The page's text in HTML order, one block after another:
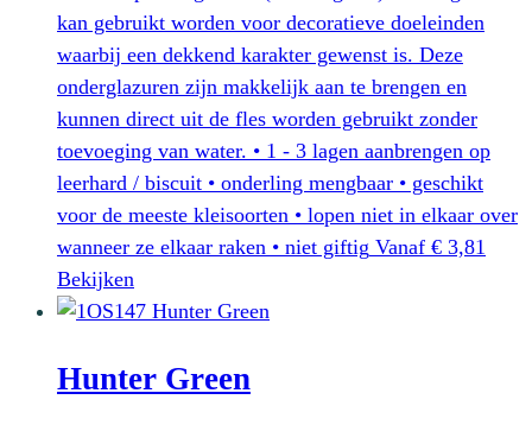
gekozen
worden
op
de
productpagina
kan gebruikt worden voor decoratieve doeleinden
waarbij een dekkend karakter gewenst is. Deze
onderglazuren zijn makkelijk aan te brengen en
kunnen direct uit de fles worden gebruikt zonder
toevoeging van water. • 1 - 3 lagen aanbrengen op
leerhard / biscuit • onderling mengbaar • geschikt
voor de meeste kleisoorten • lopen niet in elkaar over
wanneer ze elkaar raken • niet giftig Vanaf € 3,81
Bekijken
product
meerdere
Hunter Green